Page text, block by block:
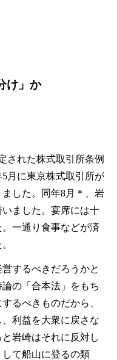
け」か
された株式取引所条例
月に東京株式取引所が
した。同年8月 ＊
、岩
ました。宴席には十
一通り食事などが済
するべきだろうかと
の「合本法」をもち
るべきものだから、
利益を大衆に戻さな
岩崎はそれに反対し
て船山に登るの類